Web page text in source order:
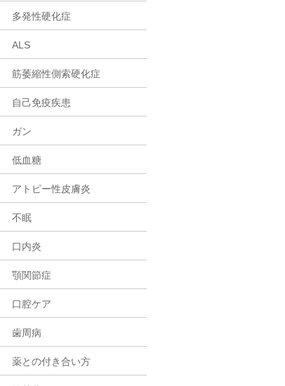
多発性硬化症
ALS
筋萎縮性側索硬化症
自己免疫疾患
ガン
低血糖
アトピー性皮膚炎
不眠
口内炎
顎関節症
口腔ケア
歯周病
薬との付き合い方